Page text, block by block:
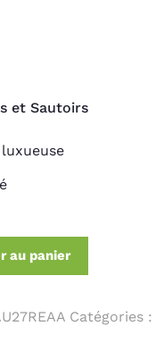
et Sautoirs
au panier
Catégories :